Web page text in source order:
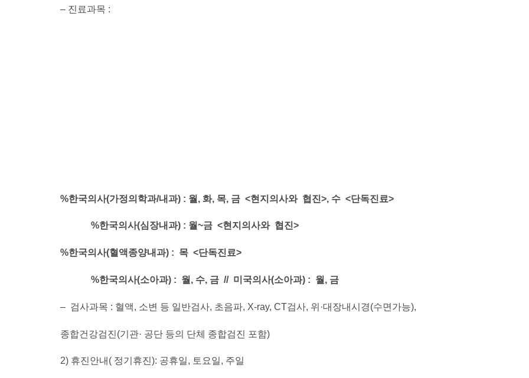
– 진료과목 :
%한국의사(가정의학과/내과) : 월 , 화, 목, 금 <현지의사와 협진>, 수 <단독진료>
%한국의사(심장내과) : 월~금 <현지의사와 협진>
%한국의사(혈액종양내과) : 목 <단독진료>
%한국의사(소아과) : 월 , 수, 금 // 미국의사(소아과) : 월 , 금
– 검사과목 : 혈액, 소변 등 일반검사, 초음파, X-ray, CT검사, 위·대장내시경(수면가능),
종합건강검진(기관· 공단 등의 단체 종합검진 포함)
2) 휴진안내( 정기휴진): 공휴일, 토요일, 주일